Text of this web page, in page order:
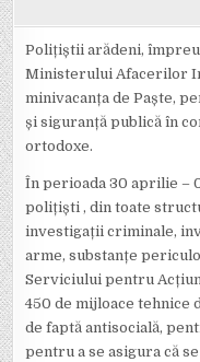
Polițiștii arădeni,
Ministerului Afacerilor
minivacanța de Paște,
și siguranță publică în
ortodoxe.
În perioada 30 aprilie –
polițiști , din toate
investigații criminale,
arme, substanțe
Serviciului pentru
450 de mijloace
de faptă antisocială,
pentru a se asigura că